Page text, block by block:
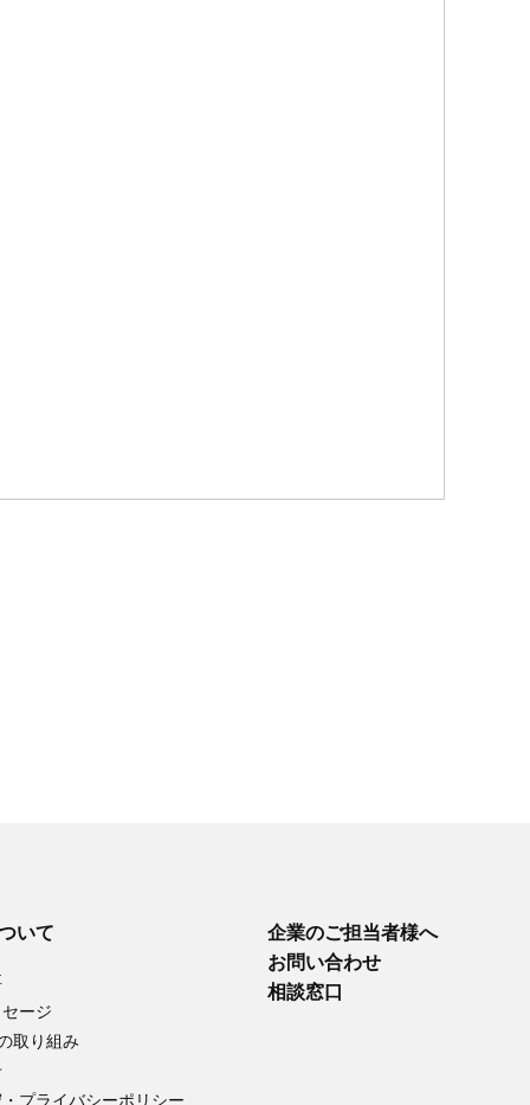
いて
ージ
取り組み
プライバシーポリシー
企業のご担当者様へ
お問い合わせ
相談窓口